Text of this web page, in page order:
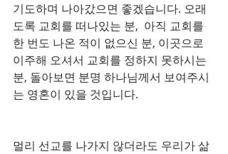
기도하며 나아갔으면 좋겠습니다. 오래
도록 교회를 떠나있는 분,  아직 교회를
한 번도 나온 적이 없으신 분, 이곳으로
이주해 오셔서 교회를 정하지 못하시는
분, 돌아보면 분명 하나님께서 보여주시
는 영혼이 있을 것입니다.
멀리 선교를 나가지 않더라도 우리가 삶